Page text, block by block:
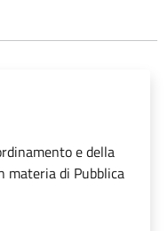
e della
materia di Pubblica